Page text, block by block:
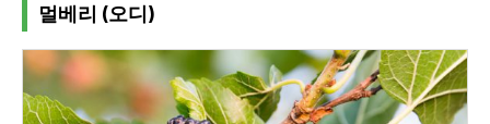
멀베리 (오디)